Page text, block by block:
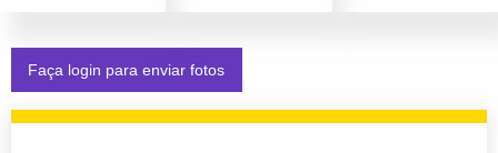
Faça login para enviar fotos